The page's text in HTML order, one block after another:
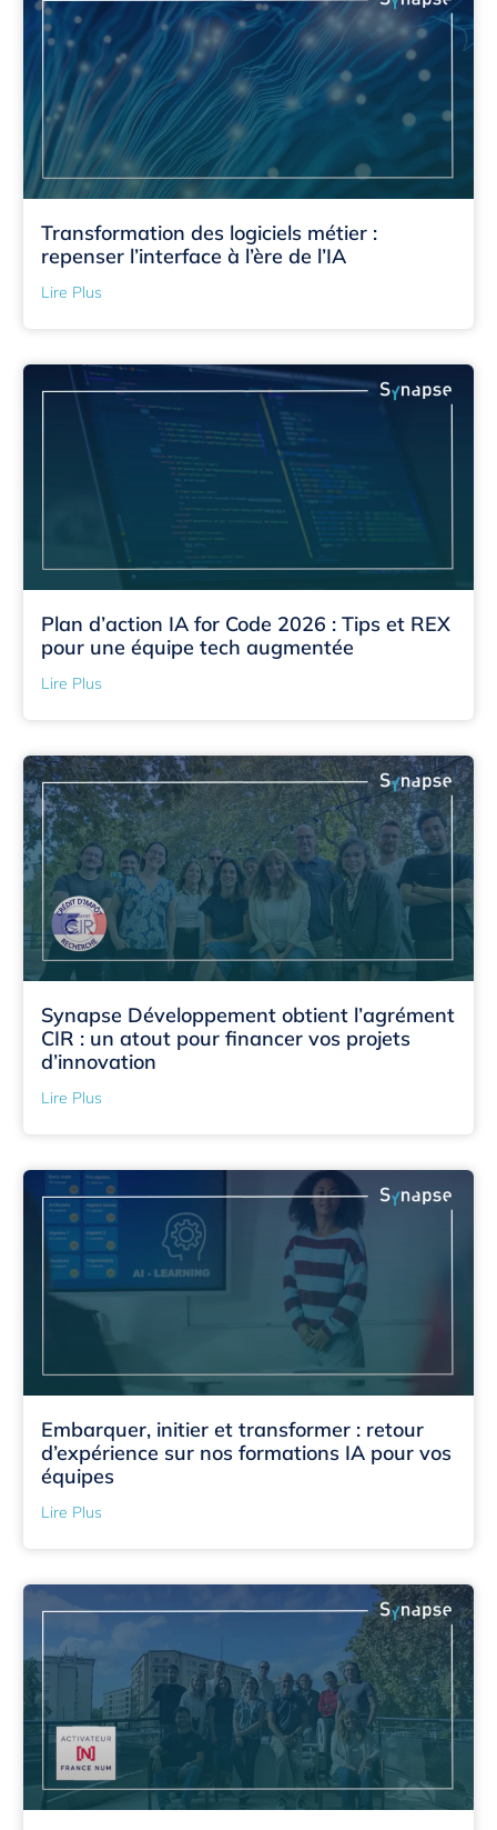
Transformation des logiciels métier :
repenser l’interface à l’ère de l’IA
Lire Plus
Plan d’action IA for Code 2026 : Tips et REX
pour une équipe tech augmentée
Lire Plus
Synapse Développement obtient l’agrément
CIR : un atout pour financer vos projets
d’innovation
Lire Plus
Embarquer, initier et transformer : retour
d’expérience sur nos formations IA pour vos
équipes
Lire Plus